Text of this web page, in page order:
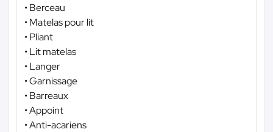
• Berceau
• Matelas pour lit
• Pliant
• Lit matelas
• Langer
• Garnissage
• Barreaux
• Appoint
• Anti-acariens